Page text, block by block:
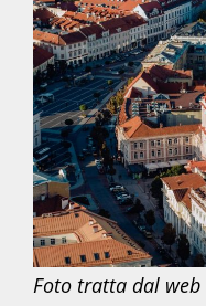
Foto tratta dal web